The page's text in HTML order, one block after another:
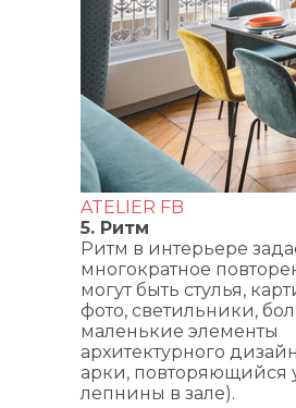
ATELIER FB
5. Ритм
Ритм в интерьере
многократное
могут быть стулья,
фото, светильники,
маленькие элементы
архитектурного
арки, повторяющийся
лепнины в зале).